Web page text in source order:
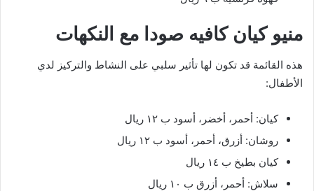
منيو كيان كافيه صودا مع النكهات
هذه القائمة قد تكون لها تأثير سلبي على النشاط والتركيز لدي
الأطفال:
كيان: أحمر، أخضر، أسود ب ١٢ ريال
روشان: أزرق، أحمر، أسود ب ١٢ ريال
كيان بطيخ ب ١٤ ريال
سلاش: أحمر، أزرق ب ١٠ ريال